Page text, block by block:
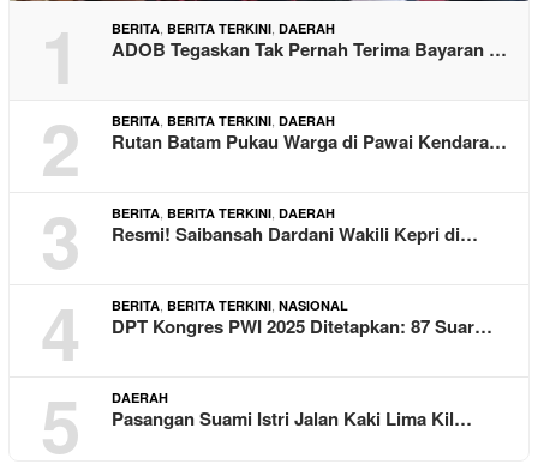
1 BERITA BERITA TERKINI DAERAH
ADOB Tegaskan Tak Pernah Terima Bayaran …
2 BERITA BERITA TERKINI DAERAH
Rutan Batam Pukau Warga di Pawai Kendara…
3 BERITA BERITA TERKINI DAERAH
Resmi! Saibansah Dardani Wakili Kepri di…
4 BERITA BERITA TERKINI NASIONAL
DPT Kongres PWI 2025 Ditetapkan: 87 Suar…
5 DAERAH
Pasangan Suami Istri Jalan Kaki Lima Kil…